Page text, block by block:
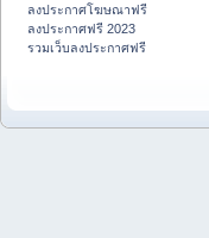
ลงประกาศโฆษณาฟรี
ลงประกาศฟรี 2023
รวมเว็บลงประกาศฟรี